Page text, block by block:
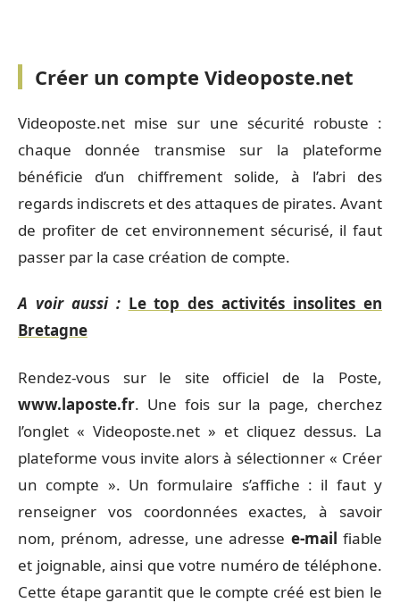
Créer un compte Videoposte.net
Videoposte.net mise sur une sécurité robuste :
chaque donnée transmise sur la plateforme
bénéficie d’un chiffrement solide, à l’abri des
regards indiscrets et des attaques de pirates. Avant
de profiter de cet environnement sécurisé, il faut
passer par la case création de compte.
A voir aussi : Le top des activités insolites en
Bretagne
Rendez-vous sur le site officiel de la Poste,
www.laposte.fr. Une fois sur la page, cherchez
l’onglet « Videoposte.net » et cliquez dessus. La
plateforme vous invite alors à sélectionner « Créer
un compte ». Un formulaire s’affiche : il faut y
renseigner vos coordonnées exactes, à savoir
nom, prénom, adresse, une adresse e-mail fiable
et joignable, ainsi que votre numéro de téléphone.
Cette étape garantit que le compte créé est bien le